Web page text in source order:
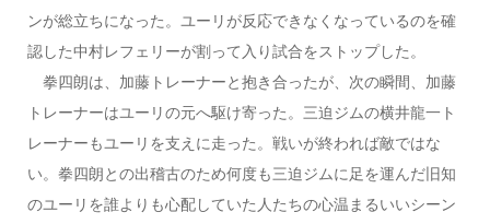
ンが総立ちになった。ユーリが反応できなくなっているのを確
認した中村レフェリーが割って入り試合をストップした。
拳四朗は、加藤トレーナーと抱き合ったが、次の瞬間、加藤
トレーナーはユーリの元へ駆け寄った。三迫ジムの横井龍一ト
レーナーもユーリを支えに走った。戦いが終われば敵ではな
い。拳四朗との出稽古のため何度も三迫ジムに足を運んだ旧知
のユーリを誰よりも心配していた人たちの心温まるいいシーン